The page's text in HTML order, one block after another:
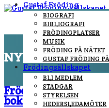
Gustaf Fröding
BIOGRAFI
BIBLIOGRAFI
FRÖDINGPLATSER
MUSIK
FRÖDING PÅ NÄTET
GUSTAF FRÖDING
Frödingsällskapet
BLI MEDLEM
STADGAR
STYRELSEN
HEDERSLEDAMÖTER
NYHETER
You are here: Home /
Fröding och
bokfestival